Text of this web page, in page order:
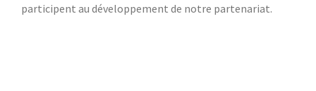
participent au développement de notre partenariat.